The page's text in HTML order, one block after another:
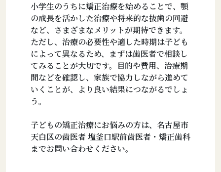
小学生のうちに矯正治療を始めることで、顎
の成長を活かした治療や将来的な抜歯の回避
など、さまざまなメリットが期待できます。
ただし、治療の必要性や適した時期は子ども
によって異なるため、まずは歯医者で相談し
てみることが大切です。目的や費用、治療期
間などを確認し、家族で協力しながら進めて
いくことが、より良い結果につながるでしょ
う。
子どもの矯正治療にお悩みの方は、名古屋市
天白区の歯医者 塩釜口駅前歯医者・矯正歯科
までお問い合わせください。